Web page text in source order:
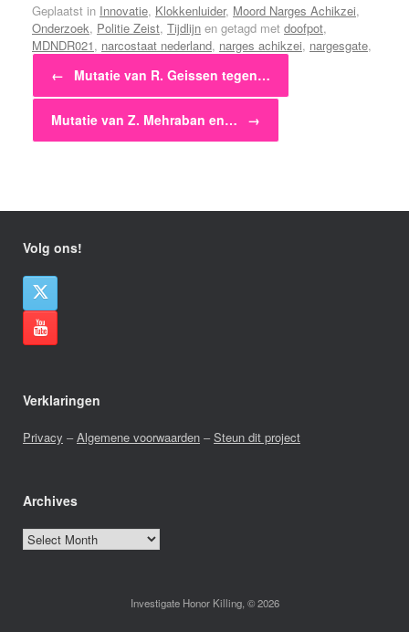
Geplaatst in Innovatie, Klokkenluider, Moord Narges Achikzei,
Onderzoek, Politie Zeist, Tijdlijn en getagd met doofpot,
MDNDR021, narcostaat nederland, narges achikzei, nargesgate,
Bericht navigatie
← Mutatie van R. Geissen tegen…
Mutatie van Z. Mehraban en… →
Volg ons!
Verklaringen
Privacy –Algemene voorwaarden –Steun dit project
Archives
Archives
Investigate Honor Killing, © 2026